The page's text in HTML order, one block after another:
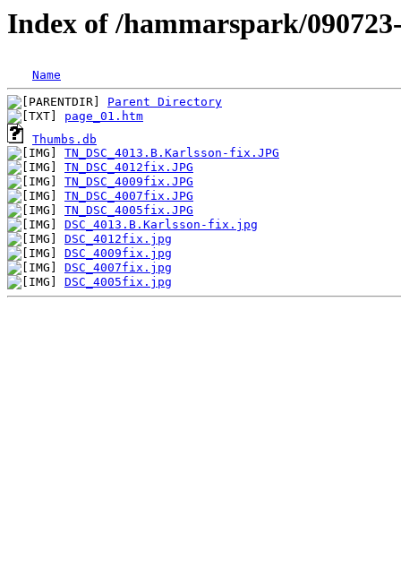
Index of /hammarspark/
Name
Parent Directory
page_01.htm
Thumbs.db
TN_DSC_4013.B.Karlsson-fix.JPG
TN_DSC_4012fix.JPG
TN_DSC_4009fix.JPG
TN_DSC_4007fix.JPG
TN_DSC_4005fix.JPG
DSC_4013.B.Karlsson-fix.jpg
DSC_4012fix.jpg
DSC_4009fix.jpg
DSC_4007fix.jpg
DSC_4005fix.jpg